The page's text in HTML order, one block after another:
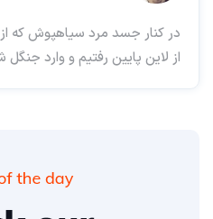
در کنار جسد مرد سیاهپوش که
از لاین پایین رفتیم و وارد